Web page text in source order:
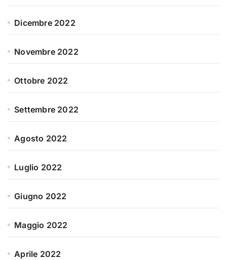
Dicembre 2022
Novembre 2022
Ottobre 2022
Settembre 2022
Agosto 2022
Luglio 2022
Giugno 2022
Maggio 2022
Aprile 2022